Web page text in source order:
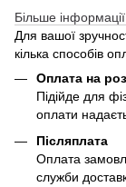
Більше
Для вашої
кілька способів
Оплата на
Підійде для
оплати
Післяплата
Оплата
служби